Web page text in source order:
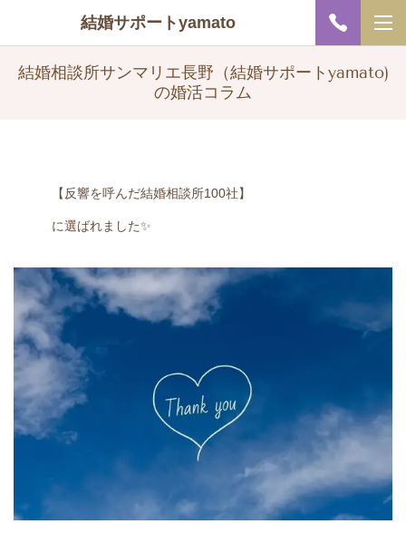
結婚サポートyamato
結婚相談所サンマリエ長野（結婚サポートyamato)
の婚活コラム
【反響を呼んだ結婚相談所100社】
に選ばれました✨